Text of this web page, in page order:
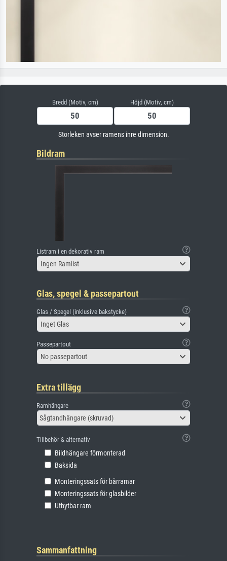
Bredd (Motiv, cm) Höjd (Motiv, cm)
Storleken avser ramens inre dimension.
Bildram
Listram i en dekorativ ram
Ingen Ramlist
Glas, spegel & passepartout
Glas / Spegel (inklusive bakstycke)
Inget Glas
Passepartout
No passepartout
Extra tillägg
Ramhängare
Sågtandhängare (skruvad)
Tillbehör & alternativ
Bildhängare förmonterad
Baksida
Monteringssats för bårramar
Monteringssats för glasbilder
Utbytbar ram
Sammanfattning